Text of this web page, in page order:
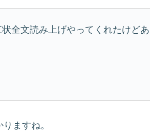
全文読み上げやってくれたけどあ
ますね。